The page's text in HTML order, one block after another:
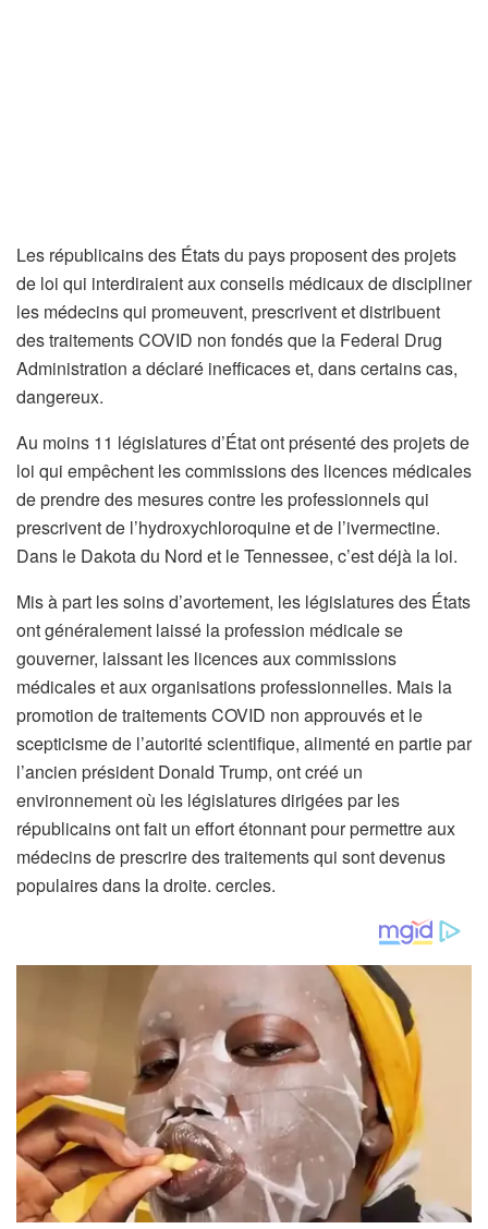
Les républicains des États du pays proposent des projets
de loi qui interdiraient aux conseils médicaux de discipliner
les médecins qui promeuvent, prescrivent et distribuent
des traitements COVID non fondés que la Federal Drug
Administration a déclaré inefficaces et, dans certains cas,
dangereux.
Au moins 11 législatures d’État ont présenté des projets de
loi qui empêchent les commissions des licences médicales
de prendre des mesures contre les professionnels qui
prescrivent de l’hydroxychloroquine et de l’ivermectine.
Dans le Dakota du Nord et le Tennessee, c’est déjà la loi.
Mis à part les soins d’avortement, les législatures des États
ont généralement laissé la profession médicale se
gouverner, laissant les licences aux commissions
médicales et aux organisations professionnelles. Mais la
promotion de traitements COVID non approuvés et le
scepticisme de l’autorité scientifique, alimenté en partie par
l’ancien président Donald Trump, ont créé un
environnement où les législatures dirigées par les
républicains ont fait un effort étonnant pour permettre aux
médecins de prescrire des traitements qui sont devenus
populaires dans la droite. cercles.